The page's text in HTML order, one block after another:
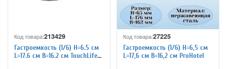
Код товара:213429
Гастроемкость (1/6) H=6.5 см
L=17.6 см B=16.2 см TouchLife
Код товара:27225
Гастроемкость (1/6) H=6,5 см
L=17,6 см B=16,2 см ProHotel